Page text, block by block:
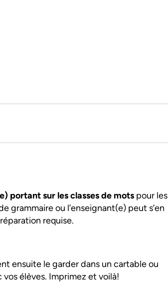
portant sur les classes de mots pour les
grammaire ou l’enseignant(e) peut s’en
requise.
ensuite le garder dans un cartable ou
élèves. Imprimez et voilà!